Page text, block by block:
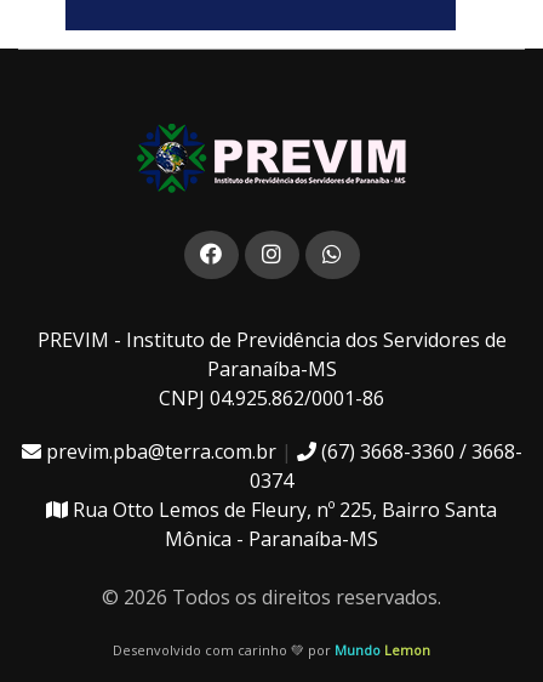
PREVIM - Instituto de Previdência dos Servidores de
Paranaíba-MS
CNPJ 04.925.862/0001-86
previm.pba@terra.com.br|
(67) 3668-3360 / 3668-
0374
Rua Otto Lemos de Fleury, nº 225, Bairro Santa
Mônica - Paranaíba-MS
© 2026 Todos os direitos reservados.
Desenvolvido com carinho 💚 por Mundo Lemon